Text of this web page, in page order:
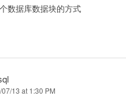
数据库数据块的方式
13 at 1:30 PM